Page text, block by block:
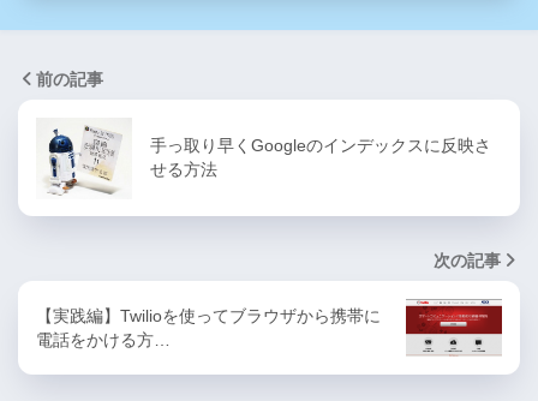
前の記事
手っ取り早くGoogleのインデックスに反映さ
せる方法
次の記事
【実践編】Twilioを使ってブラウザから携帯に
電話をかける方…